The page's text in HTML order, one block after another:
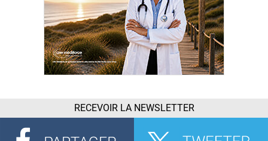
RECEVOIR LA NEWSLETTER